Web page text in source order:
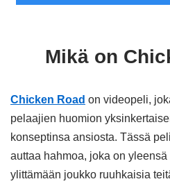
Mikä on
Chicken Road on videopeli,
pelaajien huomion
konseptinsa ansiosta. Tässä
auttaa hahmoa, joka on yleensä
ylittämään joukko ruuhkaisia